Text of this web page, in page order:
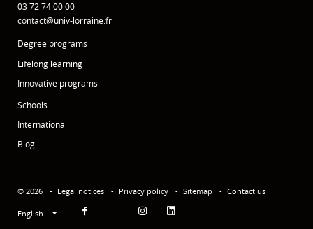
03 72 74 00 00
contact@univ-lorraine.fr
Degree programs
Lifelong learning
Innovative programs
Schools
International
Blog
© 2026 Legal notices Privacy policy Sitemap Contact us
English Facebook InstagramLinkedin